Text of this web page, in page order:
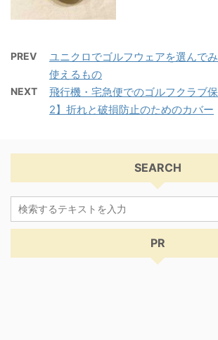
PREV
ユニクロでゴルフウェアを選んで
使えるもの
NEXT
飛行機・宅急便でのゴルフクラブ
2】折れと破損防止のためのカバー
SEARCH
PR